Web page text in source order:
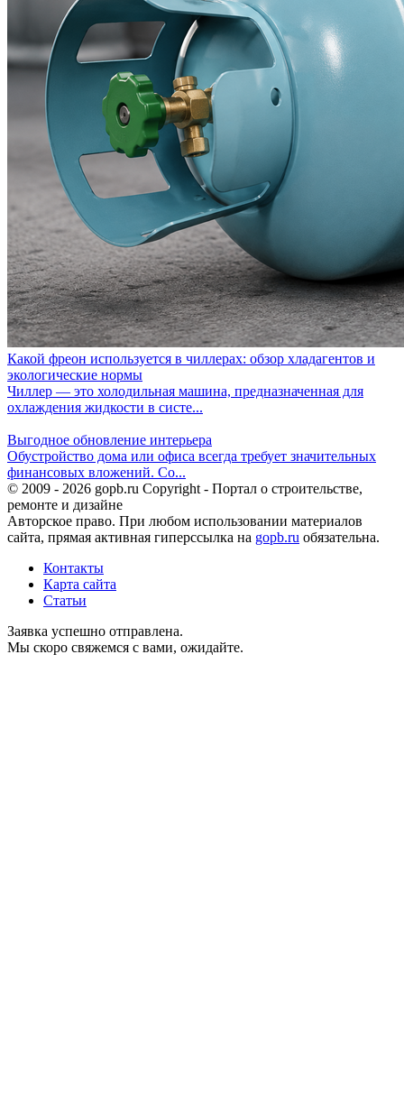
Какой фреон используется в чиллерах: обзор хладагентов и
экологические нормы
Чиллер — это холодильная машина, предназначенная для
охлаждения жидкости в систе...
Выгодное обновление интерьера
Обустройство дома или офиса всегда требует значительных
финансовых вложений. Со...
© 2009 - 2026 gopb.ru Copyright - Портал о строительстве,
ремонте и дизайне
Авторское право. При любом использовании материалов
сайта, прямая активная гиперссылка на gopb.ru обязательна.
Контакты
Карта сайта
Статьи
Заявка успешно отправлена.
Мы скоро свяжемся с вами, ожидайте.